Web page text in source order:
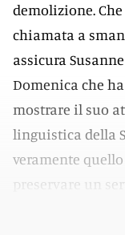
demolizione.
chiamata a
assicura
Domenica che
mostrare il suo
linguistica della
veramente
preservare un